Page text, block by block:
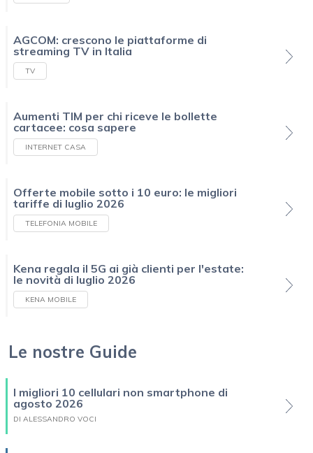
AGCOM: crescono le piattaforme di
streaming TV in Italia
TV
Aumenti TIM per chi riceve le bollette
cartacee: cosa sapere
INTERNET CASA
Offerte mobile sotto i 10 euro: le migliori
tariffe di luglio 2026
TELEFONIA MOBILE
Kena regala il 5G ai già clienti per l'estate:
le novità di luglio 2026
KENA MOBILE
Le nostre Guide
I migliori 10 cellulari non smartphone di
agosto 2026
DI ALESSANDRO VOCI